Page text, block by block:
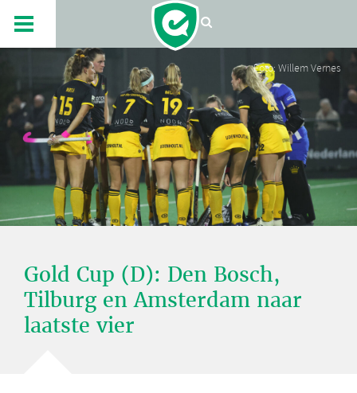
Foto: Willem Vernes
Gold Cup (D): Den Bosch,
Tilburg en Amsterdam naar
laatste vier